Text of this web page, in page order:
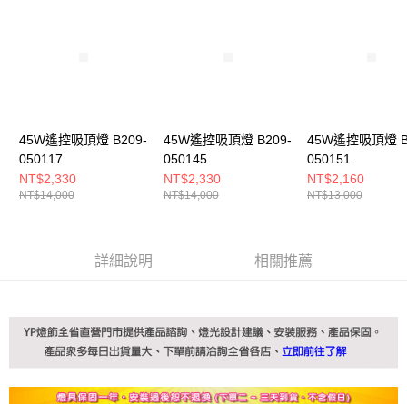
５．嚴禁一人註冊多個帳號或使用他人資訊註冊。若發現惡意使用之情形，
恩沛科技股份有限公司將有權停止該用戶之使用額度並採取法律行動。
45W遙控吸頂燈 B209-
050117
NT$2,330
NT$14,000
45W遙控吸頂燈 B209-
050145
NT$2,330
NT$14,000
45W遙控吸頂燈
050151
NT$2,160
NT$13,000
詳細說明 相關推薦